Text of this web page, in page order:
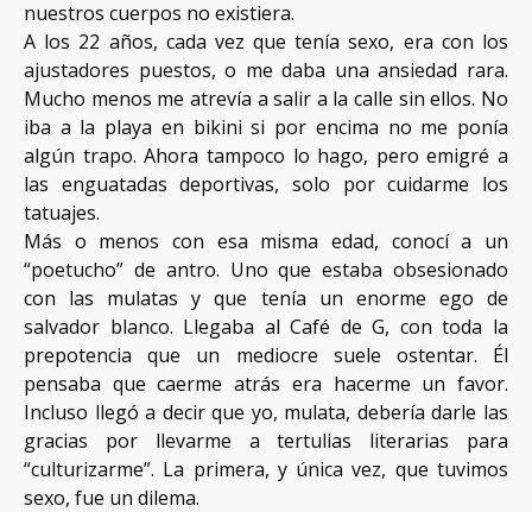
nuestros cuerpos no existiera.
A los 22 años, cada vez que tenía sexo, era con los
ajustadores puestos, o me daba una ansiedad rara.
Mucho menos me atrevía a salir a la calle sin ellos. No
iba a la playa en bikini si por encima no me ponía
algún trapo. Ahora tampoco lo hago, pero emigré a
las enguatadas deportivas, solo por cuidarme los
tatuajes.
Más o menos con esa misma edad, conocí a un
“poetucho” de antro. Uno que estaba obsesionado
con las mulatas y que tenía un enorme ego de
salvador blanco. Llegaba al Café de G, con toda la
prepotencia que un mediocre suele ostentar. Él
pensaba que caerme atrás era hacerme un favor.
Incluso llegó a decir que yo, mulata, debería darle las
gracias por llevarme a tertulias literarias para
“culturizarme”. La primera, y única vez, que tuvimos
sexo, fue un dilema.